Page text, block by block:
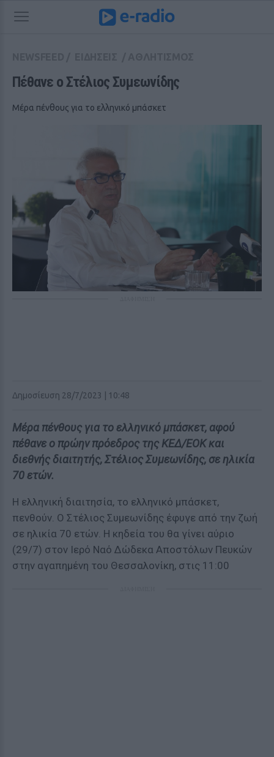
Πέθανε ο Στέλιος Συμεωνίδης
Μέρα πένθους για το ελληνικό μπάσκετ
Δημοσίευση 28/7/2023 | 10:48
Μέρα πένθους για το ελληνικό μπάσκετ, αφού
πέθανε ο πρώην πρόεδρος της ΚΕΔ/ΕΟΚ και
διεθνής διαιτητής, Στέλιος Συμεωνίδης, σε ηλικία
70 ετών.
Η ελληνική διαιτησία, το ελληνικό μπάσκετ,
πενθούν. Ο Στέλιος Συμεωνίδης έφυγε από την ζωή
σε ηλικία 70 ετών. Η κηδεία του θα γίνει αύριο
(29/7) στον Ιερό Ναό Δώδεκα Αποστόλων Πευκών
στην αγαπημένη του Θεσσαλονίκη, στις 11:00